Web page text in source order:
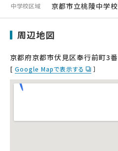
中学校区域 京都市立桃陵中学校
周辺地図
京都府京都市伏見区奉行前町3番
[ Google Mapで表示する ］